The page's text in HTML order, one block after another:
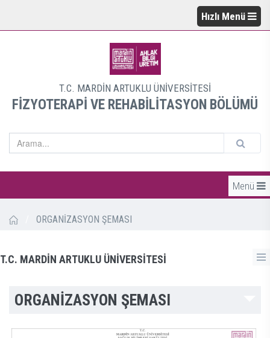
Hızlı Menü
T.C. MARDİN ARTUKLU ÜNİVERSİTESİ
FİZYOTERAPİ VE REHABİLİTASYON BÖLÜMÜ
Menü
ORGANİZASYON ŞEMASI
T.C. MARDİN ARTUKLU ÜNİVERSİTESİ
ORGANİZASYON ŞEMASI